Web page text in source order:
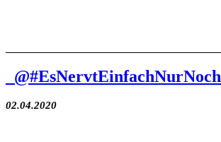
_@#EsNervtEinfachNurNoch
02.04.2020